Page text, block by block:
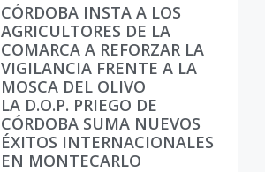
CÓRDOBA INSTA A LOS
AGRICULTORES DE LA
COMARCA A REFORZAR LA
VIGILANCIA FRENTE A LA
MOSCA DEL OLIVO
LA D.O.P. PRIEGO DE
CÓRDOBA SUMA NUEVOS
ÉXITOS INTERNACIONALES
EN MONTECARLO